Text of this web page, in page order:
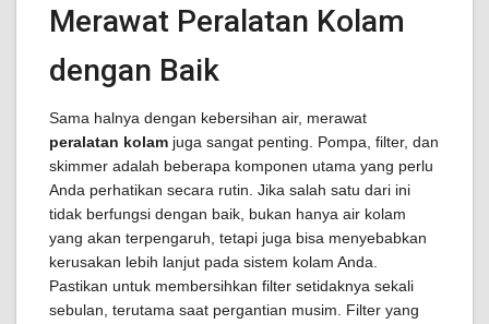
Merawat Peralatan Kolam
dengan Baik
Sama halnya dengan kebersihan air, merawat
peralatan kolam juga sangat penting. Pompa, filter, dan
skimmer adalah beberapa komponen utama yang perlu
Anda perhatikan secara rutin. Jika salah satu dari ini
tidak berfungsi dengan baik, bukan hanya air kolam
yang akan terpengaruh, tetapi juga bisa menyebabkan
kerusakan lebih lanjut pada sistem kolam Anda.
Pastikan untuk membersihkan filter setidaknya sekali
sebulan, terutama saat pergantian musim. Filter yang